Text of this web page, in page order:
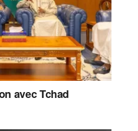
avec Tchad